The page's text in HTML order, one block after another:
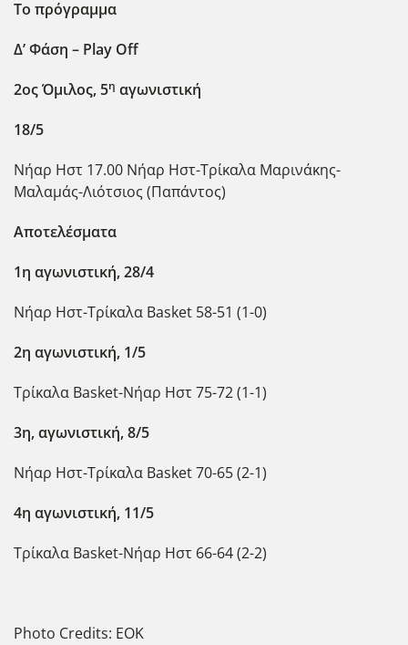
Το πρόγραμμα
Δ’ Φάση – Play Off
2ος Όμιλος, 5η αγωνιστική
18/5
Νήαρ Ηστ 17.00 Νήαρ Ηστ-Τρίκαλα Μαρινάκης-
Μαλαμάς-Λιότσιος (Παπάντος)
Αποτελέσματα
1η αγωνιστική, 28/4
Νήαρ Ηστ-Τρίκαλα Basket 58-51 (1-0)
2η αγωνιστική, 1/5
Τρίκαλα Basket-Νήαρ Ηστ 75-72 (1-1)
3η, αγωνιστική, 8/5
Νήαρ Ηστ-Τρίκαλα Basket 70-65 (2-1)
4η αγωνιστική, 11/5
Τρίκαλα Basket-Νήαρ Ηστ 66-64 (2-2)
Photo Credits: ΕΟΚ